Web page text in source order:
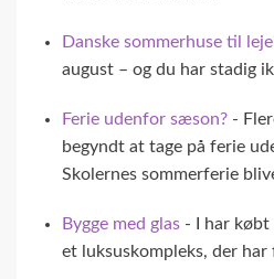
Danske sommerhuse til
august – og du har stadig
Ferie udenfor sæson? -
begyndt at tage på ferie
Skolernes sommerferie
Bygge med glas - I har købt
et luksuskompleks, der har